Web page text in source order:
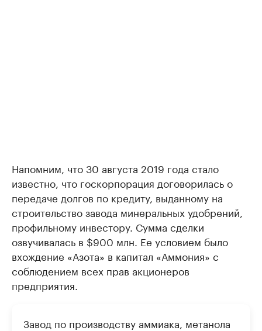
Напомним, что 30 августа 2019 года стало
известно, что госкорпорация договорилась о
передаче долгов по кредиту, выданному на
строительство завода минеральных удобрений,
профильному инвестору. Сумма сделки
озвучивалась в $900 млн. Ее условием было
вхождение «Азота» в капитал «Аммония» с
соблюдением всех прав акционеров
предприятия.
Завод по производству аммиака, метанола